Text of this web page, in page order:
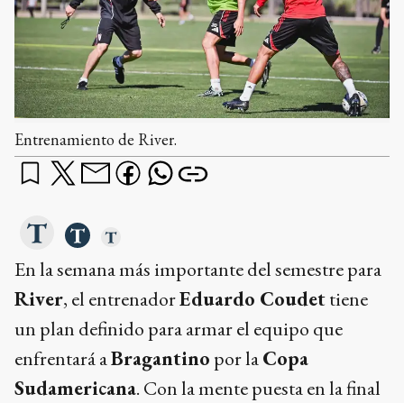
Entrenamiento de River.
En la semana más importante del semestre para
River, el entrenadorEduardo Coudettiene
un plan definido para armar el equipo que
enfrentará aBragantino por laCopa
Sudamericana. Con la mente puesta en la final